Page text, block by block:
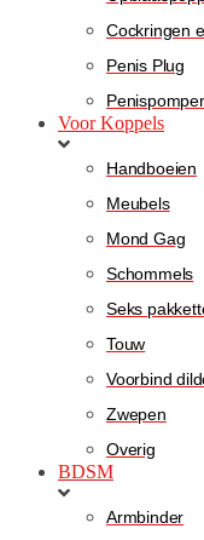
Cockringen
Penis Plug
Voor Koppels
Handboeien
Meubels
Mond Gag
Schommels
Seks
Touw
Voorbind
Zwepen
Overig
BDSM
Armbinder